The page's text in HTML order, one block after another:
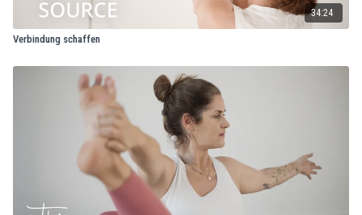
34:24
Verbindung schaffen